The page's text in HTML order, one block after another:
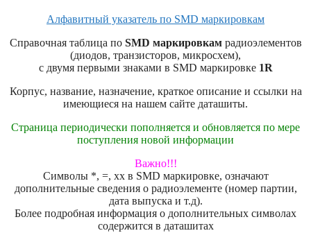
Алфавитный указатель по SMD маркировкам
Справочная таблица по SMD маркировкамрадиоэлементов
(диодов, транзисторов, микросхем),
с двумя первыми знаками в SMD маркировке 1R
Корпус, название, назначение, краткое описание и ссылки на
имеющиеся на нашем сайте даташиты.
Страница периодически пополняется и обновляется по мере
поступления новой информации
Важно!!!
Символы *, =, xx в SMD маркировке, означают
дополнительные сведения о радиоэлементе (номер партии,
дата выпуска и т.д).
Более подробная информация о дополнительных символах
содержится в даташитах